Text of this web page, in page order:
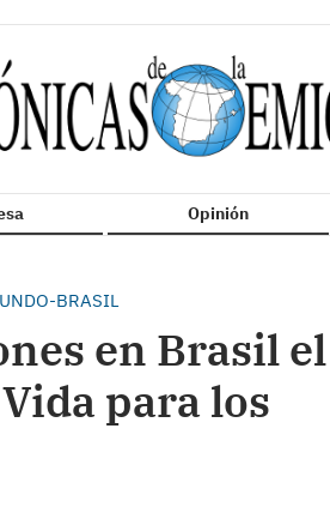
Opinión
BRASIL
en Brasil el
para los